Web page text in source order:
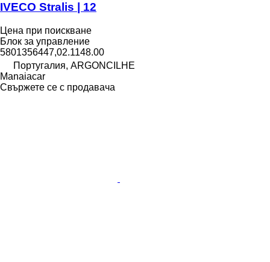
IVECO Stralis | 12
Цена при поискване
Блок за управление
5801356447,02.1148.00
Португалия, ARGONCILHE
Manaiacar
Свържете се с продавача